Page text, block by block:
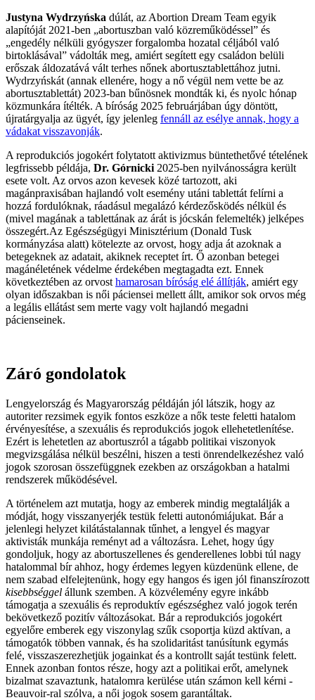
Justyna Wydrzyńska dúlát, az Abortion Dream Team egyik
alapítóját 2021-ben „abortuszban való közreműködéssel” és
„engedély nélküli gyógyszer forgalomba hozatal céljából való
birtoklásával” vádolták meg, amiért segített egy családon belüli
erőszak áldozatává vált terhes nőnek abortusztablettához jutni.
Wydrzyńskát (annak ellenére, hogy a nő végül nem vette be az
abortusztablettát) 2023-ban bűnösnek mondták ki, és nyolc hónap
közmunkára ítélték. A bíróság 2025 februárjában úgy döntött,
újratárgyalja az ügyét, így jelenleg fennáll az esélye annak, hogy a
vádakat visszavonják.
A reprodukciós jogokért folytatott aktivizmus büntethetővé tételének
legfrissebb példája, Dr. Górnicki 2025-ben nyilvánosságra került
esete volt. Az orvos azon kevesek közé tartozott, aki
magánpraxisában hajlandó volt esemény utáni tablettát felírni a
hozzá fordulóknak, ráadásul megalázó kérdezősködés nélkül és
(mivel magának a tablettának az árát is jócskán felemelték) jelképes
összegért.Az Egészségügyi Minisztérium (Donald Tusk
kormányzása alatt) kötelezte az orvost, hogy adja át azoknak a
betegeknek az adatait, akiknek receptet írt. Ő azonban betegei
magánéletének védelme érdekében megtagadta ezt. Ennek
következtében az orvost hamarosan bíróság elé állítják, amiért egy
olyan időszakban is női páciensei mellett állt, amikor sok orvos még
a legális ellátást sem merte vagy volt hajlandó megadni
pácienseinek.
Záró gondolatok
Lengyelország és Magyarország példáján jól látszik, hogy az
autoriter rezsimek egyik fontos eszköze a nők teste feletti hatalom
érvényesítése, a szexuális és reprodukciós jogok ellehetetlenítése.
Ezért is lehetetlen az abortuszról a tágabb politikai viszonyok
megvizsgálása nélkül beszélni, hiszen a testi önrendelkezéshez való
jogok szorosan összefüggnek ezekben az országokban a hatalmi
rendszerek működésével.
A történelem azt mutatja, hogy az emberek mindig megtalálják a
módját, hogy visszanyerjék testük feletti autonómiájukat. Bár a
jelenlegi helyzet kilátástalannak tűnhet, a lengyel és magyar
aktivisták munkája reményt ad a változásra. Lehet, hogy úgy
gondoljuk, hogy az abortuszellenes és genderellenes lobbi túl nagy
hatalommal bír ahhoz, hogy érdemes legyen küzdenünk ellene, de
nem szabad elfelejtenünk, hogy egy hangos és igen jól finanszírozott
kisebbséggel állunk szemben. A közvélemény egyre inkább
támogatja a szexuális és reproduktív egészséghez való jogok terén
bekövetkező pozitív változásokat. Bár a reprodukciós jogokért
egyelőre emberek egy viszonylag szűk csoportja küzd aktívan, a
támogatók többen vannak, és ha szolidaritást tanúsítunk egymás
felé, visszaszerezhetjük jogainkat és a kontrollt saját testünk felett.
Ennek azonban fontos része, hogy azt a politikai erőt, amelynek
bizalmat szavaztunk, hatalomra kerülése után számon kell kérni -
Beauvoir-ral szólva, a női jogok sosem garantáltak.